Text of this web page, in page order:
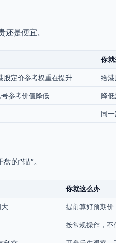
是便宜。
你
股定价参考权重在提升 给
参考价值降低 降
同
的“锚”。
你就这么办
大 提前算好预期价
按常规操作，不